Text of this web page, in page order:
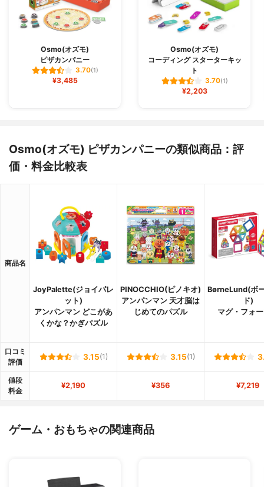
Osmo(オズモ)
ピザカンパニー
3.70(1)
¥3,485
Osmo(オズモ)
コーディング スターターキッ
ト
3.70(1)
¥2,203
Osmo(オズモ) ピザカンパニーの類似商品：評
価・料金比較表
商品名
JoyPalette(ジョイパレ
ット)
アンパンマン どこがあ
くかな？かぎパズル
PINOCCHIO(ピノキオ)
アンパンマン 天才脳は
じめてのパズル
BørneLund(ボ
ド)
マグ・フォ
口コミ
評価
3.15(1) 3.15(1)
値段
料金
¥2,190 ¥356 ¥7,219
ゲーム・おもちゃの関連商品